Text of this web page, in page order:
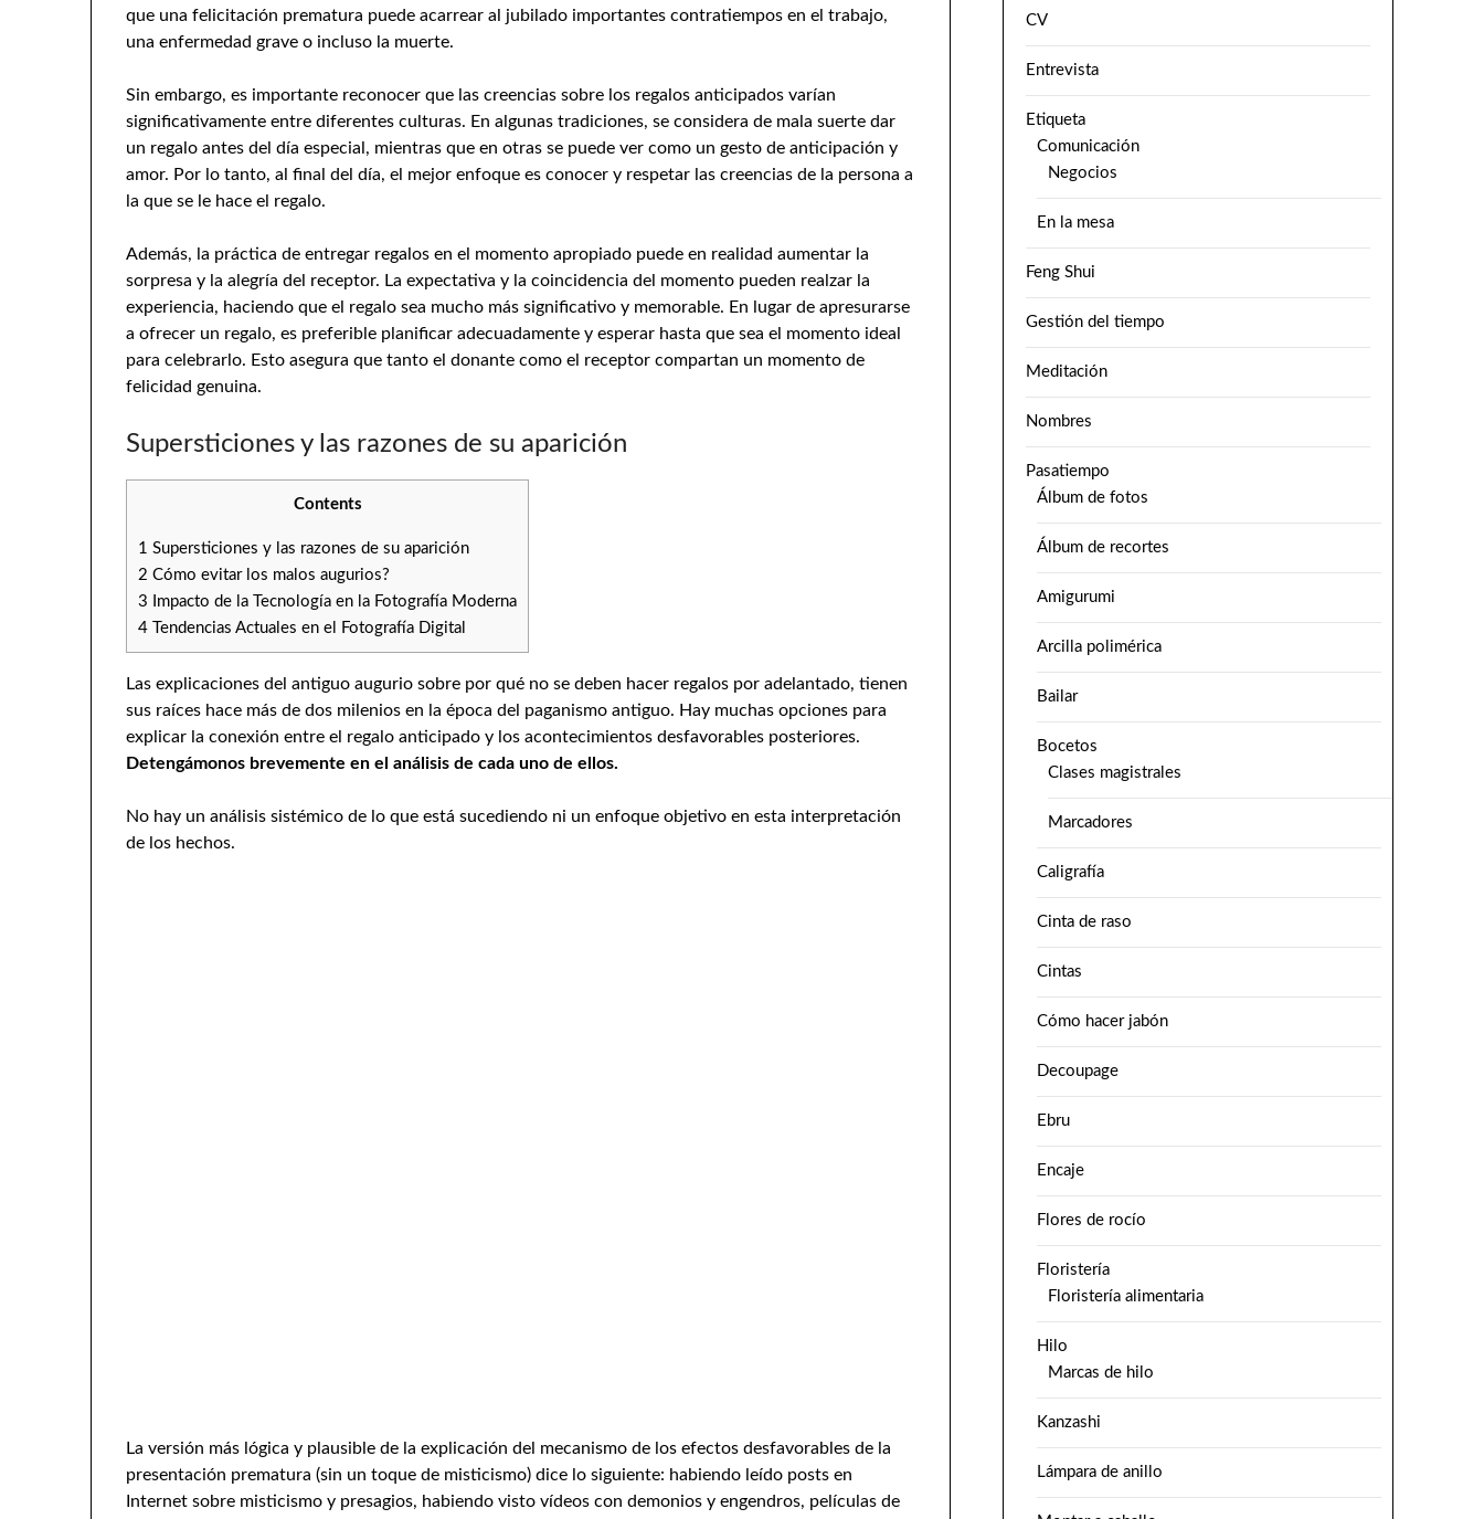
que una felicitación prematura puede acarrear al jubilado importantes contratiempos en el trabajo,
una enfermedad grave o incluso la muerte.
Sin embargo, es importante reconocer que las creencias sobre los regalos anticipados varían
significativamente entre diferentes culturas. En algunas tradiciones, se considera de mala suerte dar
un regalo antes del día especial, mientras que en otras se puede ver como un gesto de anticipación y
amor. Por lo tanto, al final del día, el mejor enfoque es conocer y respetar las creencias de la persona a
la que se le hace el regalo.
Además, la práctica de entregar regalos en el momento apropiado puede en realidad aumentar la
sorpresa y la alegría del receptor. La expectativa y la coincidencia del momento pueden realzar la
experiencia, haciendo que el regalo sea mucho más significativo y memorable. En lugar de apresurarse
a ofrecer un regalo, es preferible planificar adecuadamente y esperar hasta que sea el momento ideal
para celebrarlo. Esto asegura que tanto el donante como el receptor compartan un momento de
felicidad genuina.
Supersticiones y las razones de su aparición
Contents
1 Supersticiones y las razones de su aparición
2 Cómo evitar los malos augurios?
3 Impacto de la Tecnología en la Fotografía Moderna
4 Tendencias Actuales en el Fotografía Digital
Las explicaciones del antiguo augurio sobre por qué no se deben hacer regalos por adelantado, tienen
sus raíces hace más de dos milenios en la época del paganismo antiguo. Hay muchas opciones para
explicar la conexión entre el regalo anticipado y los acontecimientos desfavorables posteriores.
Detengámonos brevemente en el análisis de cada uno de ellos.
No hay un análisis sistémico de lo que está sucediendo ni un enfoque objetivo en esta interpretación
de los hechos.
La versión más lógica y plausible de la explicación del mecanismo de los efectos desfavorables de la
presentación prematura (sin un toque de misticismo) dice lo siguiente: habiendo leído posts en
Internet sobre misticismo y presagios, habiendo visto vídeos con demonios y engendros, películas de
CV
Entrevista
Etiqueta
Comunicación
Negocios
En la mesa
Feng Shui
Gestión del tiempo
Meditación
Nombres
Pasatiempo
Álbum de fotos
Álbum de recortes
Amigurumi
Arcilla polimérica
Bailar
Bocetos
Clases magistrales
Marcadores
Caligrafía
Cinta de raso
Cintas
Cómo hacer jabón
Decoupage
Ebru
Encaje
Flores de rocío
Floristería
Floristería alimentaria
Hilo
Marcas de hilo
Kanzashi
Lámpara de anillo